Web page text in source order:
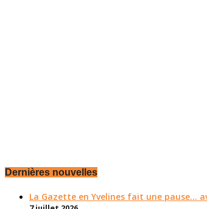
Dernières nouvelles
La Gazette en Yvelines fait une pause...